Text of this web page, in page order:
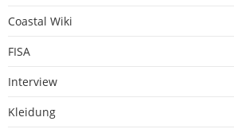
Coastal Wiki
FISA
Interview
Kleidung